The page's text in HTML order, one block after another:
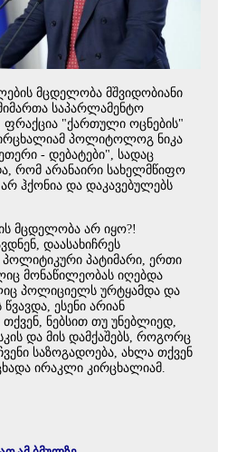
მცდელობა მშვიდობიანი
საპარლამენტო
"ქართული ოცნების"
პოლიტოლოგ ნიკა
- დებატები", სადაც
რომ არანაირი სახელმწიფო
ჰქონია და დაკავებულებს
მცდელობა არ იყო?!
დაასახიჩრეს
პატიმარი, ერთი
მონაწილეობას იღებდა
პოლიციელს ურტყამდა და
ესენი არიან
ნებსით თუ უნებლიედ,
და მის დამქაშებს, როგორც
საზოგადოება, ახლა თქვენ
ირაკლი კირცხალიამ.